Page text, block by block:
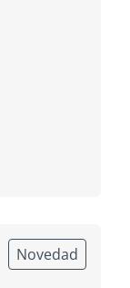
Novedad